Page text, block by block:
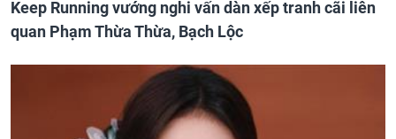
Keep Running vướng nghi vấn dàn xếp tranh cãi liên
quan Phạm Thừa Thừa, Bạch Lộc